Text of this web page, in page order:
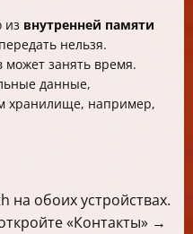
из внутренней памяти
нельзя.
может занять время.
данные,
хранилище, например,
на обоих устройствах.
«Контакты» →